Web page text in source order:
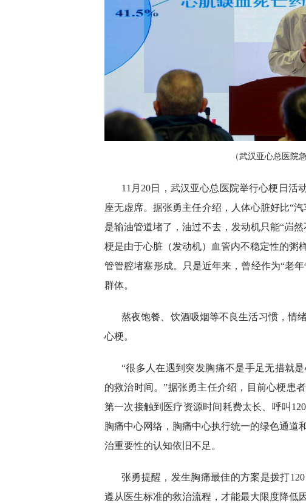
（武汉亚心总医院
11月20日，武汉亚心总医院举行心梗日活
座无虚席。据张勇主任介绍，人体心脏好比“
是输油管道堵了，油过不去，发动机只能“岿
梗是由于心脏（发动机）血管内不稳定性的粥
管管腔堵塞形成。只是近年来，曾经作为“老
群体。
熬夜饱餐、饮酒吸烟等不良生活习惯，情
心梗。
“很多人在遇到突发胸痛不是手足无措就
的救治时间。”据张勇主任介绍，目前心梗
第一次接触到医疗资源时间耗费太长、呼叫
胸痛中心网络，胸痛中心执行统一的绿色通道
治重要性的认知依旧不足。
张勇提醒，发生胸痛最佳的方案是拨打
遵从医生标准的救治流程，才能最大限度降低